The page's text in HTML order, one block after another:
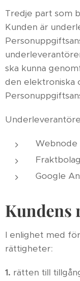
Tredje part som
Kunden är
ska kunna
den elektroniska
Webnode
Google
Kundens
I enlighet med
rättigheter:
1. rätten till